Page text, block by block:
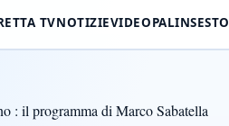
TVNOTIZIEVIDEOPALINSESTO
: il programma di Marco Sabatella